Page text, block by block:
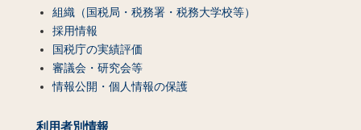
組織（国税局・税務署・税務大学校等）
採用情報
国税庁の実績評価
審議会・研究会等
情報公開・個人情報の保護
利用者別情報